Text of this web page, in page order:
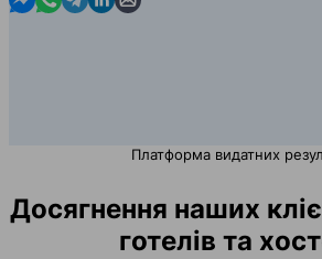
Платформа видатних
Досягнення наших
готелів та